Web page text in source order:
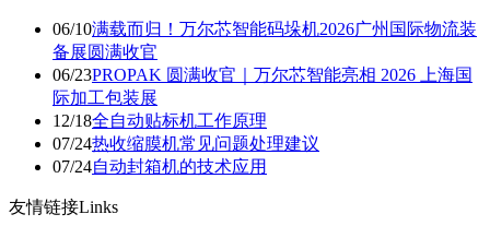
06/10满载而归！万尔芯智能码垛机2026广州国际物流装
备展圆满收官
06/23PROPAK 圆满收官｜万尔芯智能亮相 2026 上海国
际加工包装展
12/18​全自动贴标机工作原理
07/24热收缩膜机常见问题处理建议
07/24自动封箱机的技术应用
友情链接Links